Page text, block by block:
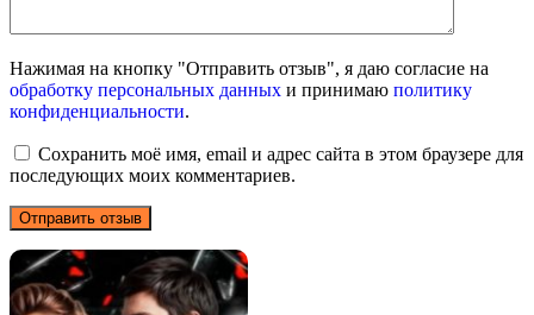
Нажимая на кнопку "Отправить отзыв", я даю согласие на
обработку персональных данных и принимаю политику
конфиденциальности.
Сохранить моё имя, email и адрес сайта в этом браузере для
последующих моих комментариев.